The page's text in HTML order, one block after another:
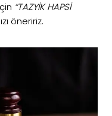
“TAZYİK HAPSİ
öneririz.